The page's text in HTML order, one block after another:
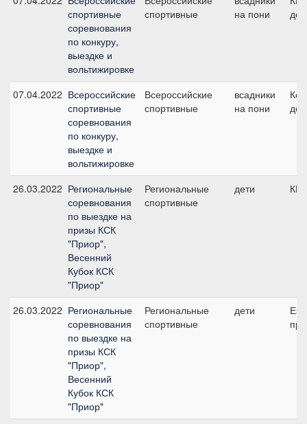
спортивные
соревнования
по конкуру,
выездке и
вольтижировке
спортивные
на пони
07.04.2022 Всероссийские
спортивные
соревнования
по конкуру,
выездке и
вольтижировке
Всероссийские
спортивные
всадники
на пони
26.03.2022 Региональные
соревнования
по выездке на
призы КСК
"Приор",
Весенний
Кубок КСК
"Приор"
Региональные
спортивные
дети КП,
26.03.2022 Региональные
соревнования
по выездке на
призы КСК
"Приор",
Весенний
Кубок КСК
"Приор"
Региональные
спортивные
дети